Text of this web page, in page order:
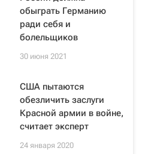
обыграть Германию
ради себя и
болельщиков
30 июня 2021
США пытаются
обезличить заслуги
Красной армии в войне,
считает эксперт
24 января 2020